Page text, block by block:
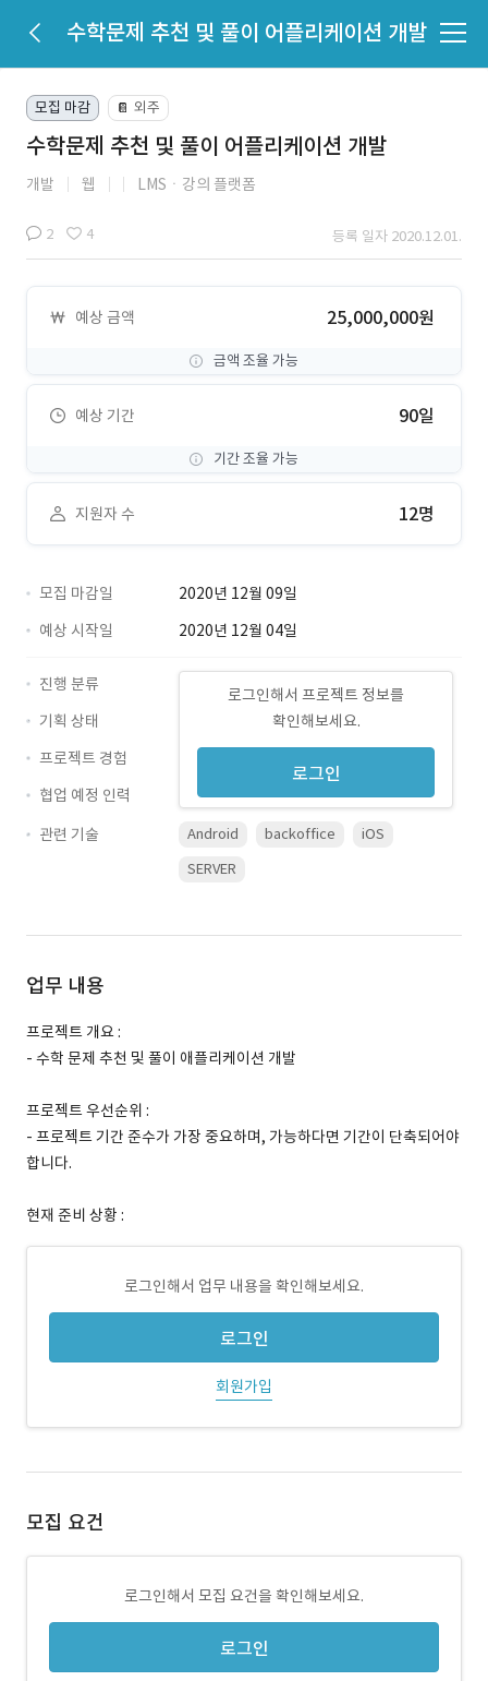
수학문제 추천 및 풀이 어플리케이션 개발
모집 마감 📔 외주
수학문제 추천 및 풀이 어플리케이션 개발
개발 웹 LMSㆍ강의 플랫폼
2 4 등록 일자 2020.12.01.
예상 금액 25,000,000원
금액 조율 가능
예상 기간 90일
기간 조율 가능
지원자 수 12명
모집 마감일
2020년 12월 09일
예상 시작일
2020년 12월 04일
로그인해서 프로젝트 정보를
확인해보세요.
로그인
진행 분류
기획 상태
프로젝트 경험
협업 예정 인력
관련 기술
Android backoffice
iOS
SERVER
업무 내용
프로젝트 개요 :
- 수학 문제 추천 및 풀이 애플리케이션 개발
프로젝트 우선순위 :
- 프로젝트 기간 준수가 가장 중요하며, 가능하다면 기간이 단축되어야
합니다.
현재 준비 상황 :
로그인해서 업무 내용을 확인해보세요.
로그인
회원가입
모집 요건
로그인해서 모집 요건을 확인해보세요.
로그인